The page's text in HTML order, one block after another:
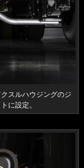
スルハウジングのジ
に設定。